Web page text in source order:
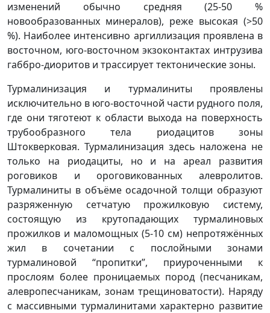
изменений обычно средняя (25-50 %
новообразованных минералов), реже высокая (>50
%). Наиболее интенсивно аргиллизация проявлена в
восточном, юго-восточном экзоконтактах интрузива
габбро-диоритов и трассирует тектонические зоны.
Турмалинизация и турмалиниты проявлены
исключительно в юго-восточной части рудного поля,
где они тяготеют к области выхода на поверхность
трубообразного тела риодацитов зоны
Штокверковая. Турмалинизация здесь наложена не
только на риодациты, но и на ареал развития
роговиков и ороговикованных алевролитов.
Турмалиниты в объёме осадочной толщи образуют
разряженную сетчатую прожилковую систему,
состоящую из крутопадающих турмалиновых
прожилков и маломощных (5-10 см) непротяжённых
жил в сочетании с послойными зонами
турмалиновой “пропитки”, приуроченными к
прослоям более проницаемых пород (песчаникам,
алевропесчаникам, зонам трещиноватости). Наряду
с массивными турмалинитами характерно развитие